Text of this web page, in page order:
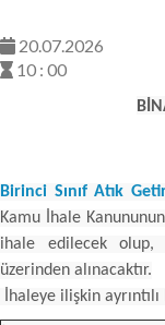
20.07.2026
10 : 00
Birinci Sınıf Atık
Kamu İhale
ihale edilecek olup,
üzerinden alınacaktır.
İhaleye ilişkin